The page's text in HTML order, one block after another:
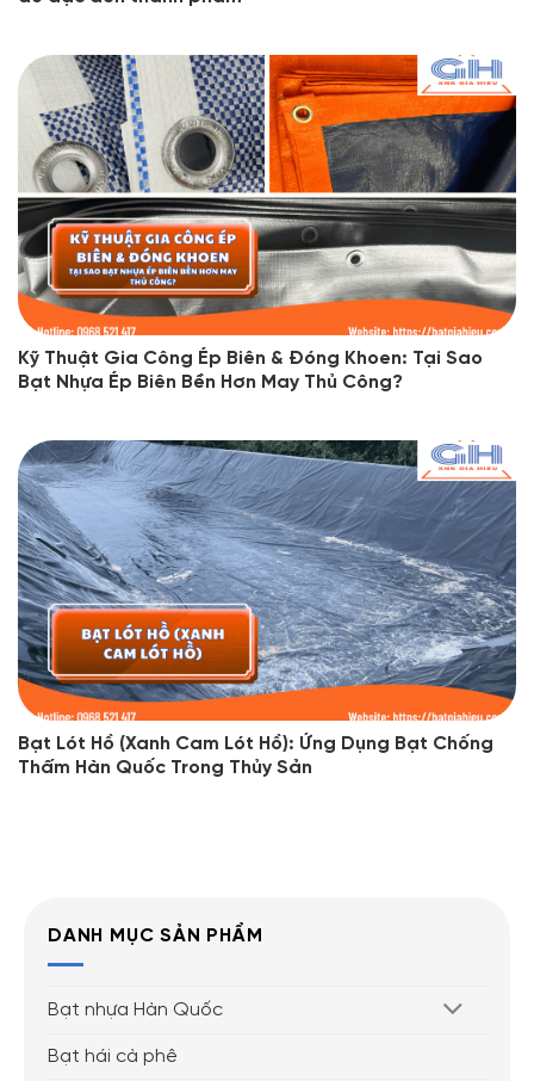
DANH MỤC SẢN PHẨM
Bạt nhựa Hàn Quốc
Bạt hái cà phê
Kỹ Thuật Gia Công Ép Biên & Đóng Khoen: Tại Sao
Bạt Nhựa Ép Biên Bền Hơn May Thủ Công?
Bạt Lót Hồ (Xanh Cam Lót Hồ): Ứng Dụng Bạt Chống
Thấm Hàn Quốc Trong Thủy Sản